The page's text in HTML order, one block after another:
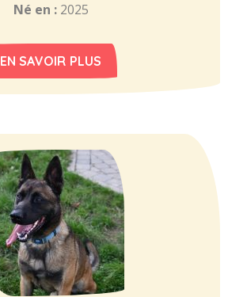
Né en : 2025
EN SAVOIR PLUS